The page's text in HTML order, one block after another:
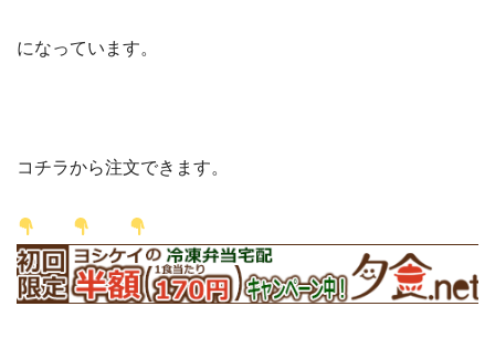
になっています。
コチラから注文できます。